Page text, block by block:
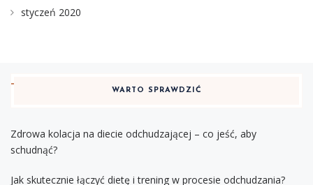
styczeń 2020
WARTO SPRAWDZIĆ
Zdrowa kolacja na diecie odchudzającej – co jeść, aby
schudnąć?
Jak skutecznie łączyć dietę i trening w procesie odchudzania?